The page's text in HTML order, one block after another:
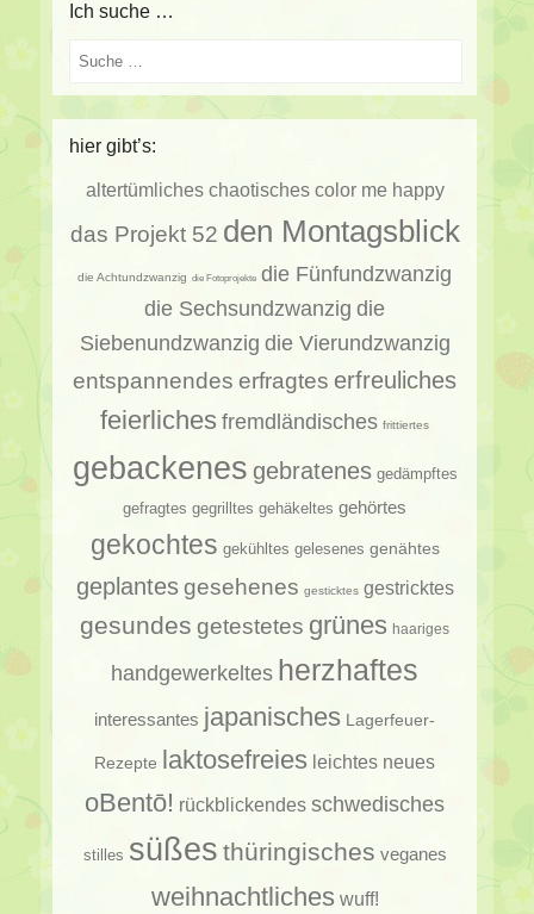
Ich suche …
Suche
hier gibt’s:
altertümliches chaotisches color me happy
das Projekt 52 den Montagsblick
die Achtundzwanzig die Fotoprojekte die Fünfundzwanzig
die Sechsundzwanzig die
Siebenundzwanzig die Vierundzwanzig
entspannendes erfragtes erfreuliches
feierliches fremdländisches frittiertes
gebackenes gebratenes gedämpftes
gefragtes gegrilltes gehäkeltes gehörtes
gekochtes gekühltes gelesenes genähtes
geplantesgesehenes gesticktes gestricktes
gesundes getestetes grünes haariges
handgewerkeltes herzhaftes
interessantes japanisches Lagerfeuer-
Rezepte laktosefreies leichtes neues
oBentō! rückblickendes schwedisches
stilles süßes thüringisches veganes
weihnachtliches wuff!